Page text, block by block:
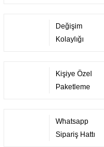
Değişim
Kolaylığı
Kişiye Özel
Paketleme
Whatsapp
Sipariş Hattı